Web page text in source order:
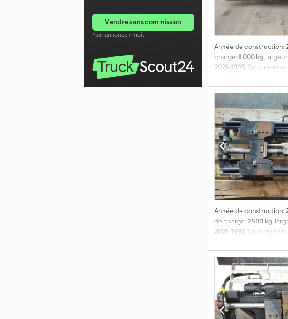
vendre sans commission
*par annonce / mois
Année de construction:
charge:8 000 kg ,
2026-1995 , Sous
supplémentaire en état
Iwebok
Année de construction:
de charge:2 500 kg,
2026-1992, Sous
supplémentaire vendu